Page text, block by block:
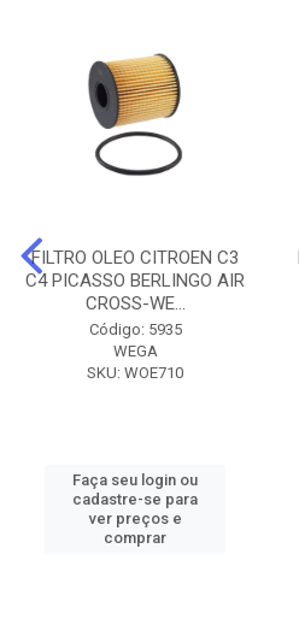
FILTRO OLEO CITROEN C3
C4 PICASSO BERLINGO AIR
CROSS-WE...
Código: 5935
WEGA
SKU: WOE710
Faça seu login ou
cadastre-se para
ver preços e
comprar